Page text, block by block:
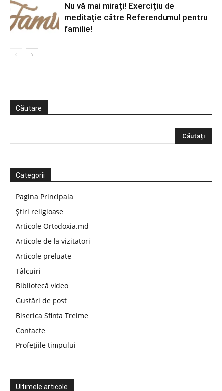
Nu vă mai mirați! Exercițiu de
meditație către Referendumul pentru
familie!
Căutare
Categorii
Pagina Principala
Știri religioase
Articole Ortodoxia.md
Articole de la vizitatori
Articole preluate
Tâlcuiri
Bibliotecă video
Gustări de post
Biserica Sfinta Treime
Contacte
Profețiile timpului
Ultimele articole